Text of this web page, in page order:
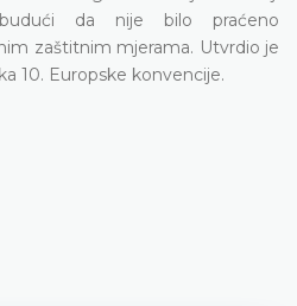
da nije bilo praćeno
zaštitnim mjerama. Utvrdio je
10. Europske konvencije.